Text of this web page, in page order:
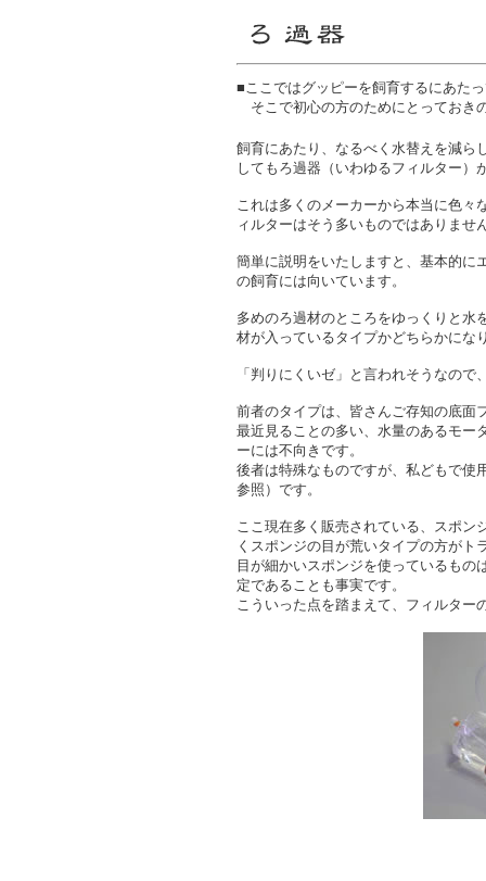
■ここではグッピーを飼育するにあた
そこで初心の方のためにとっておき
飼育にあたり、なるべく水替えを減ら
してもろ過器（いわゆるフィルター）
これは多くのメーカーから本当に色々
ィルターはそう多いものではありませ
簡単に説明をいたしますと、基本的に
の飼育には向いています。
多めのろ過材のところをゆっくりと水
材が入っているタイプかどちらかにな
「判りにくいゼ」と言われそうなので
前者のタイプは、皆さんご存知の底面
最近見ることの多い、水量のあるモー
ーには不向きです。
後者は特殊なものですが、私どもで使
参照）です。
ここ現在多く販売されている、スポン
くスポンジの目が荒いタイプの方がト
目が細かいスポンジを使っているもの
定であることも事実です。
こういった点を踏まえて、フィルター